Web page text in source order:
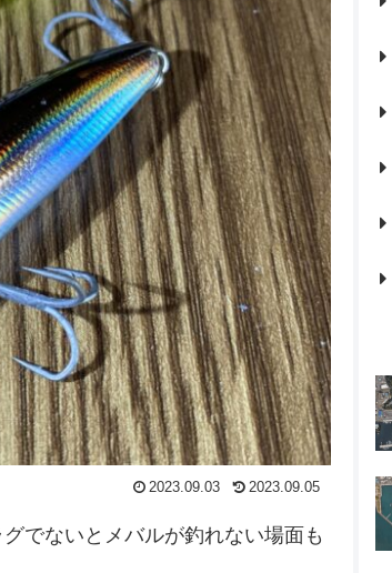
2023.09.03 2023.09.05
でないとメバルが釣れない場面も